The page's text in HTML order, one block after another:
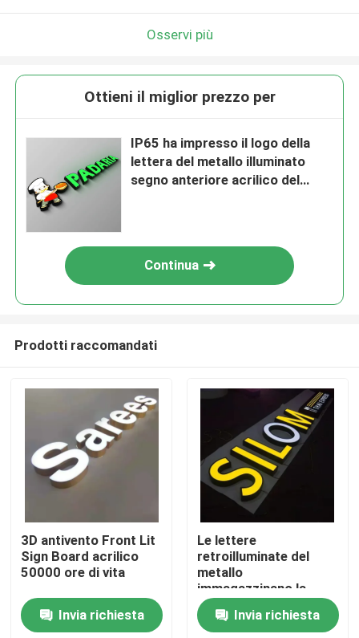
Casa
Prodotti
Circa noi
Osservi più
Ottieni il miglior prezzo per
IP65 ha impresso il logo della
lettera del metallo illuminato
segno anteriore acrilico del
Continua
Prodotti raccomandati
3D antivento Front Lit
Sign Board acrilico
50000 ore di vita
Invia richiesta
Le lettere
retroilluminate del
metallo
immagazzinano la
decorazione anteriore
del negozio di
Invia richiesta